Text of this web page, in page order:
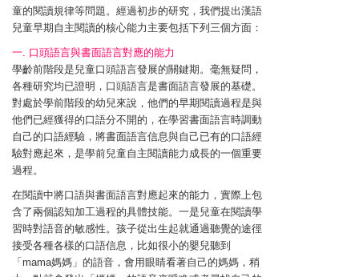
童的閱讀規律等問題。經過初步的研究，我們提出漢語
兒童早期自主閱讀的核心能力主要包括下列三個方面：
一. 口頭語言與書面語言對應的能力
學齡前階段是兒童口頭語言發展的關鍵期。毫無疑問，
各種研究均已證明，口頭語言是書面語言發展的基礎。
對處於學前階段的幼兒來說，他們的早期閱讀過程是與
他們已經獲得的口語分不開的，在學習書面語言時調動
自己的口語經驗，將書面語言信息與自己已有的口語經
驗對應起來，是學前兒童自主閱讀能力成長的一個重要
過程。
在閱讀中將口語與書面語言對應起來的能力，實際上包
含了兩個認知加工過程的具體技能。一是兒童在閱讀學
習時對語音的敏感性。孩子從出生起就通過聽覺的途徑
接受各種各樣的口語信息，比如很小的嬰兒聽到
「mama媽媽」的語音，會用眼睛看著自己的媽媽，稍